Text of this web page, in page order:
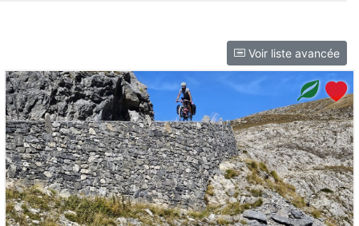
Voir liste avancée